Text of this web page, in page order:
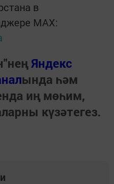
в
MАХ:
Яндекс
ында һәм
иң мөһим,
күзәтегез.